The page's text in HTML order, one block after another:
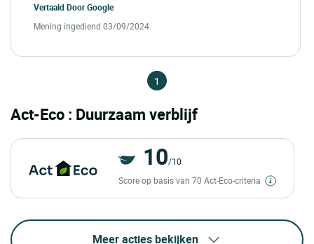
Vertaald DoorGoogle
Mening ingediend 03/09/2024
1
Act-Eco : Duurzaam verblijf
10/10
Score op basis van 70 Act-Eco-criteria
Meer acties bekijken